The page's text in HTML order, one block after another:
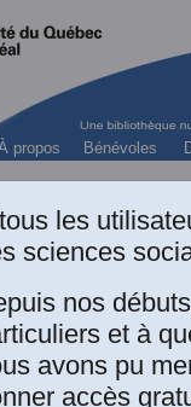
propos Bénévoles
les
sciences
nos
et à
avons pu
accès